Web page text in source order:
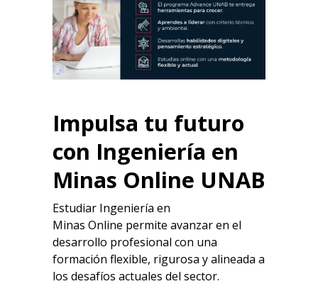
Impulsa tu futuro
con Ingeniería en
Minas Online UNAB
Estudiar Ingeniería en
Minas Online permite avanzar en el
desarrollo profesional con una
formación flexible, rigurosa y alineada a
los desafíos actuales del sector.